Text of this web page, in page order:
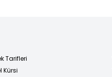
Tarifleri
Kürsi